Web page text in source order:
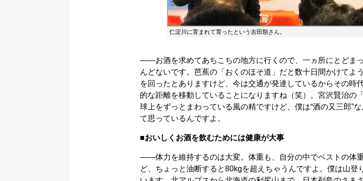
仁淀川に育まれて育ったという吉田類さん。
――お酒を求めてあちこちの地方に行くので、一ヵ所にとどま
んどないです。芭蕉の「おくのほそ道」だと数十日間かけてよ
を回ったとありますけど、今は交通が発達しているからその時
的な距離を移動していることになりますね（笑）。宮沢賢治の
球上をずっとまわっている風の精ですけど、僕は“酒の又三郎”
て思っているんですよ。
■おいしくお酒を飲むためには健康が大事
――体力を維持するのは大変。体重も、自分の中でベストの体
ど、ちょっと油断すると80kgを超えちゃうんですよ。僕は山登